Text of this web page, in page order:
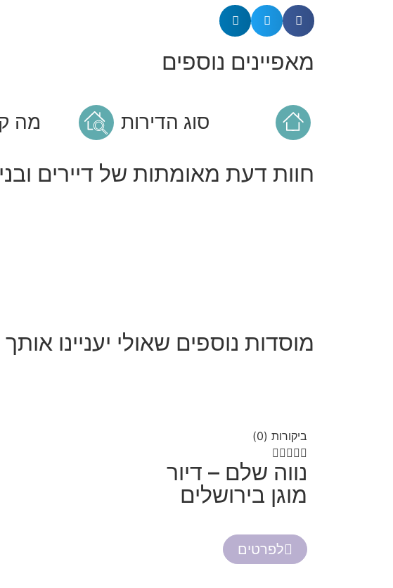
מאפיינים נוספים
סוג הדירות מה
חוות דעת מאומתות של דיירים
מוסדות נוספים שאולי יעניינו אותך
ביקורות (0)

נווה שלם – דיור
מוגן בירושלים
לפרטים